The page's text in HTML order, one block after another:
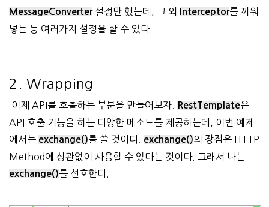
MessageConverter설정만 했는데, 그 외 Interceptor를 끼워
넣는 등 여러가지 설정을 할 수 있다.
2. Wrapping
이제 API를 호출하는 부분을 만들어보자. RestTemplate은
API 호출 기능을 하는 다양한 메소드를 제공하는데, 이번 예제
에서는 exchange()를 쓸 것이다. exchange()의 장점은 HTTP
Method에 상관없이 사용할 수 있다는 것이다. 그래서 나는
exchange()를 선호한다.